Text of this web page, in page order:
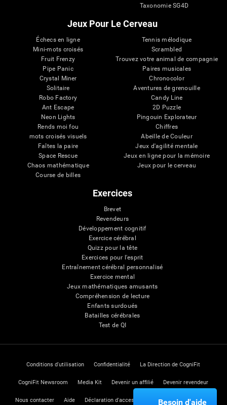
Taxonomie SG4D
Jeux Pour Le Cerveau
Échecs en ligne
Mini-mots croisés
Fruit Frenzy
Pipe Panic
Crystal Miner
Solitaire
Robo Factory
Ant Escape
Neon Lights
Rends moi fou
mots croisés visuels
Faîtes la paire
Space Rescue
Chaos mathématique
Course de billes
Tennis mélodique
Scrambled
Trouvez votre animal de compagnie
Paires musicales
Chronocolor
Aventures de grenouille
Candy Line
2D Puzzle
Pingouin Explorateur
Chiffres
Abeille de Couleur
Jeux d'agilité mentale
Jeux en ligne pour la mémoire
Jeux pour le cerveau
Exercices
Brevet
Revendeurs
Développement cognitif
Exercice cérébral
Quizz pour la tête
Exercices pour l'esprit
Entraînement cérébral personnalisé
Exercice mental
Jeux mathématiques amusants
Compréhension de lecture
Enfants surdoués
Batailles cérébrales
Test de QI
Conditions d'utilisation Confidentialité La Direction de CogniFit
CogniFit Newsroom Media Kit Devenir un affilié Devenir revendeur
Nous contacter Aide Déclaration d'accessibilité Centre de Confiance
Besoin d'aide